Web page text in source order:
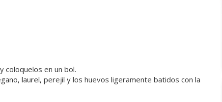
coloquelos en un bol.
laurel, perejil y los huevos ligeramente batidos con la